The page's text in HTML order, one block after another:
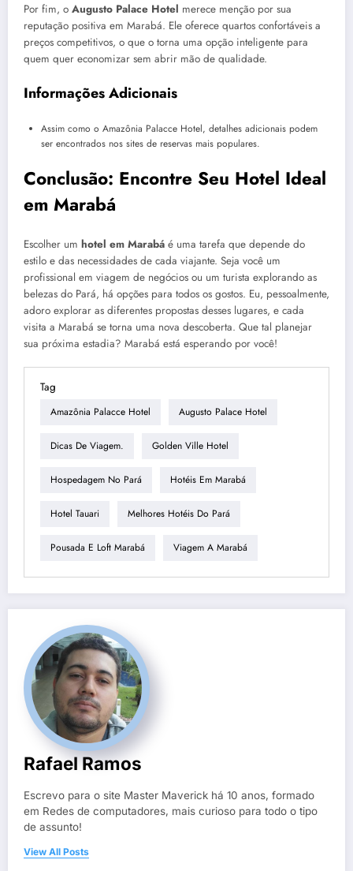
Por fim, o Augusto Palace Hotel merece menção por sua
reputação positiva em Marabá. Ele oferece quartos confortáveis a
preços competitivos, o que o torna uma opção inteligente para
quem quer economizar sem abrir mão de qualidade.
Informações Adicionais
Assim como o Amazônia Palacce Hotel, detalhes adicionais podem
ser encontrados nos sites de reservas mais populares.
Conclusão: Encontre Seu Hotel Ideal
em Marabá
Escolher um hotel em Marabá é uma tarefa que depende do
estilo e das necessidades de cada viajante. Seja você um
profissional em viagem de negócios ou um turista explorando as
belezas do Pará, há opções para todos os gostos. Eu, pessoalmente,
adoro explorar as diferentes propostas desses lugares, e cada
visita a Marabá se torna uma nova descoberta. Que tal planejar
sua próxima estadia? Marabá está esperando por você!
Tag
Amazônia Palacce Hotel Augusto Palace Hotel
Dicas De Viagem. Golden Ville Hotel
Hospedagem No Pará Hotéis Em Marabá
Hotel Tauari Melhores Hotéis Do Pará
Pousada E Loft Marabá Viagem A Marabá
Rafael Ramos
Escrevo para o site Master Maverick há 10 anos, formado
em Redes de computadores, mais curioso para todo o tipo
de assunto!
View All Posts